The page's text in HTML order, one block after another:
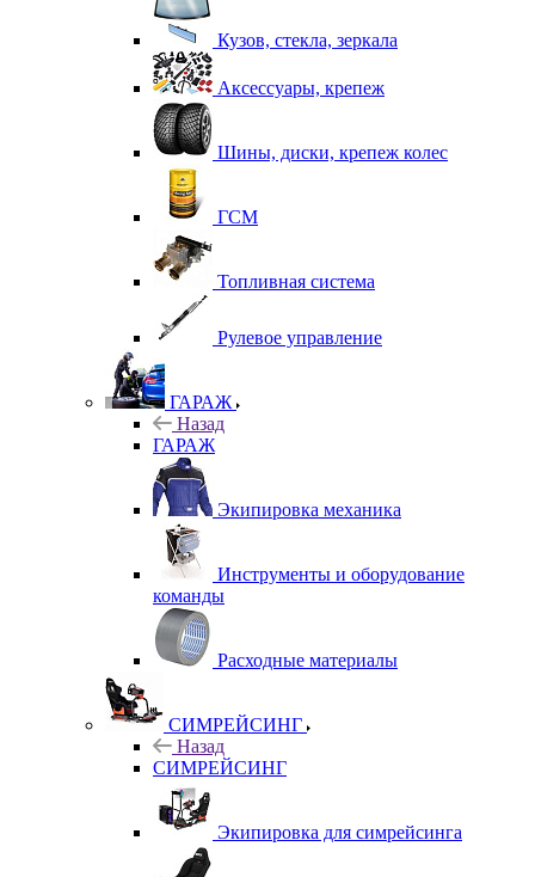
Кузов, стекла, зеркала
Аксессуары, крепеж
Шины, диски, крепеж колес
ГСМ
Топливная система
Рулевое управление
ГАРАЖ
Назад
ГАРАЖ
Экипировка механика
Инструменты и оборудование
команды
Расходные материалы
СИМРЕЙСИНГ
Назад
СИМРЕЙСИНГ
Экипировка для симрейсинга